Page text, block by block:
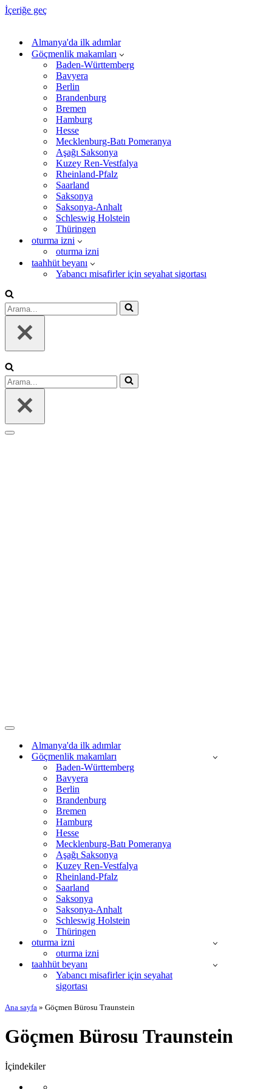
İçeriğe geç
Almanya'da ilk adımlar
Göçmenlik makamları
Baden-Württemberg
Bavyera
Berlin
Brandenburg
Bremen
Hamburg
Hesse
Mecklenburg-Batı Pomeranya
Aşağı Saksonya
Kuzey Ren-Vestfalya
Rheinland-Pfalz
Saarland
Saksonya
Saksonya-Anhalt
Schleswig Holstein
Thüringen
oturma izni
oturma izni
taahhüt beyanı
Yabancı misafirler için seyahat sigortası
Arama...
Arama...
Dolaşım
Dolaşım
menüsüAlmanya'da ilk adımlar
Göçmenlik makamları
Baden-Württemberg
Bavyera
Berlin
Brandenburg
Bremen
Hamburg
Hesse
Mecklenburg-Batı Pomeranya
Aşağı Saksonya
Kuzey Ren-Vestfalya
Rheinland-Pfalz
Saarland
Saksonya
Saksonya-Anhalt
Schleswig Holstein
Thüringen
oturma izni
oturma izni
taahhüt beyanı
Yabancı misafirler için seyahat
sigortası
Ana sayfa » Göçmen Bürosu Traunstein
Göçmen Bürosu Traunstein
İçindekiler